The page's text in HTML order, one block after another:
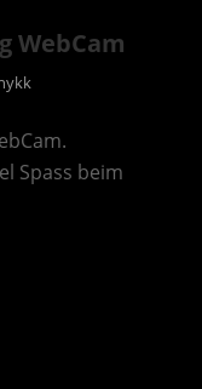
WebCam
Spass beim